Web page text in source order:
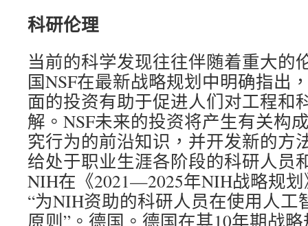
科研伦理
当前的科学发现往往伴随着重大的
国NSF在最新战略规划中明确指出
面的投资有助于促进人们对工程和
解。NSF未来的投资将产生有关构
究行为的前沿知识，并开发新的方
给处于职业生涯各阶段的科研人员
NIH在《2021—2025年NIH战略规
“为NIH资助的科研人员在使用人工
原则”。德国。德国在其10年期战